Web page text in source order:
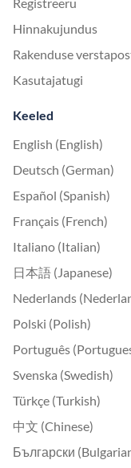
Hinnakujundus
Rakenduse
Kasutajatugi
Keeled
English (English)
Deutsch (German)
Español (Spanish)
Français (French)
Italiano (Italian)
日本語 (Japanese)
Nederlands
Polski (Polish)
Português
Svenska (Swedish)
Türkçe (Turkish)
中文 (Chinese)
Български